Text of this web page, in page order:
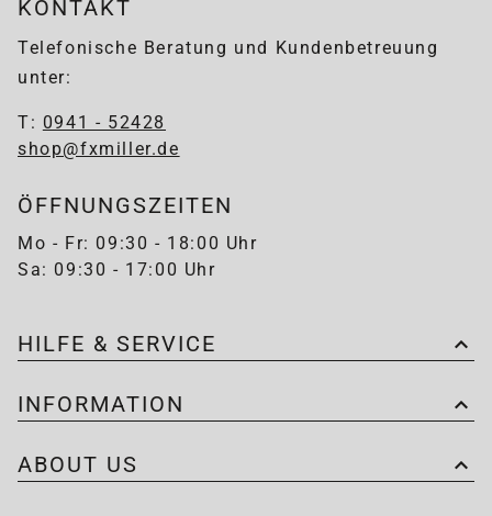
KONTAKT
Telefonische Beratung und Kundenbetreuung
unter:
T: 0941 - 52428
shop@fxmiller.de
ÖFFNUNGSZEITEN
Mo - Fr: 09:30 - 18:00 Uhr
Sa: 09:30 - 17:00 Uhr
HILFE & SERVICE
INFORMATION
ABOUT US